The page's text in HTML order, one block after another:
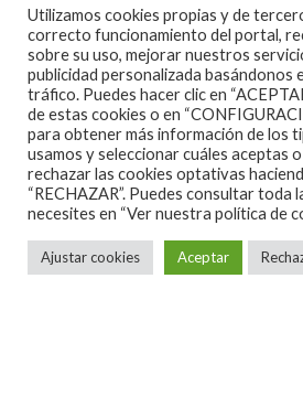
Noticias · 1 Minuto de
PEARL JAM
FECHAS EN
Utilizamos cookies propias y de
correcto funcionamiento del portal,
sobre su uso, mejorar nuestros
publicidad personalizada basándonos
tráfico. Puedes hacer clic en
de estas cookies o en
para obtener más información de los
usamos y seleccionar cuáles aceptas
rechazar las cookies optativas
“RECHAZAR”. Puedes consultar toda
necesites en “Ver nuestra política de
Ajustar cookies Aceptar